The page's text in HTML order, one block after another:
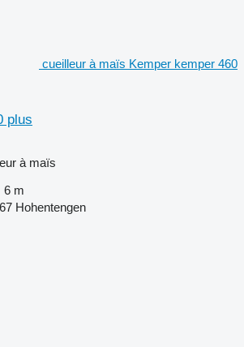
cueilleur à maïs Kemper kemper 460
plus
à maïs
6 m
Hohentengen